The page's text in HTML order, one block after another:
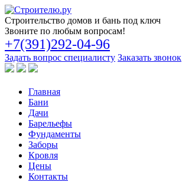
Строительство домов и бань под ключ
Звоните по любым вопросам!
+7(391)292-04-96
Задать вопрос специалисту Заказать звонок
Главная
Бани
Дачи
Барельефы
Фундаменты
Заборы
Кровля
Цены
Контакты